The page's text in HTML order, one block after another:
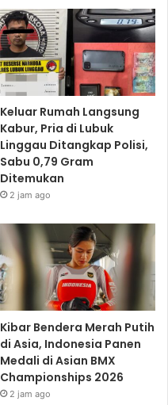
Keluar Rumah Langsung
Kabur, Pria di Lubuk
Linggau Ditangkap Polisi,
Sabu 0,79 Gram
Ditemukan
2 jam ago
Kibar Bendera Merah Putih
di Asia, Indonesia Panen
Medali di Asian BMX
Championships 2026
2 jam ago